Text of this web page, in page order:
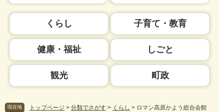
くらし 子育て・教育
健康・福祉 しごと
観光 町政
現在地 トップページ > 分類でさがす > くらし > ロマン高原かよう総合会館